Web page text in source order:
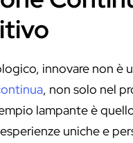
innovare non è
, non solo nel
lampante è
uniche e